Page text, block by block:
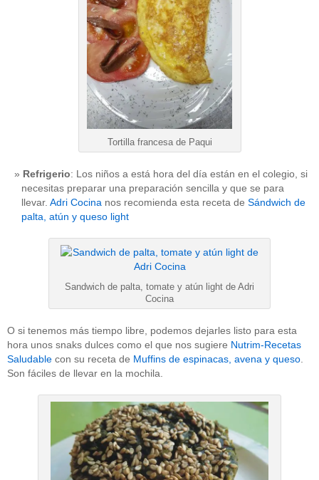
Tortilla francesa de Paqui
Refrigerio: Los niños a está hora del día están en el colegio, si
necesitas preparar una preparación sencilla y que se para
llevar. Adri Cocina nos recomienda esta receta de Sándwich de
palta, atún y queso light
Sandwich de palta, tomate y atún light de Adri
Cocina
O si tenemos más tiempo libre, podemos dejarles listo para esta
hora unos snaks dulces como el que nos sugiere Nutrim-Recetas
Saludable con su receta de Muffins de espinacas, avena y queso.
Son fáciles de llevar en la mochila.